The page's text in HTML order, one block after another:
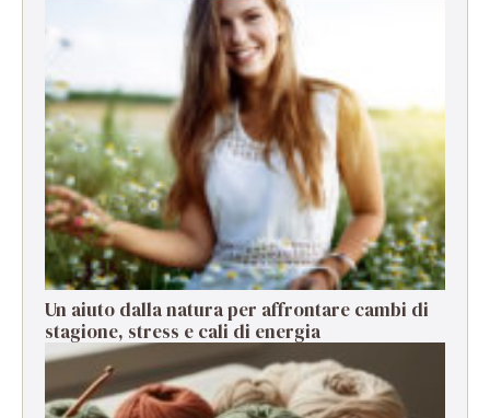
Un aiuto dalla natura per affrontare cambi di
stagione, stress e cali di energia